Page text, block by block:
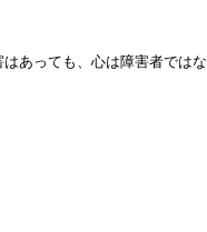
あっても、心は障害者ではな